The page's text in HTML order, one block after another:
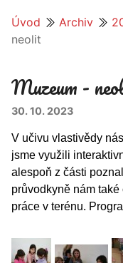
Úvod Archiv
neolit
Muzeum -
30. 10. 2023
V učivu vlastivědy
jsme využili
alespoň z části
průvodkyně nám
práce v terénu.